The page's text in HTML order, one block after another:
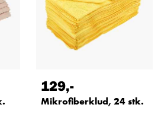
129,-
Mikrofiberklud, 24 stk.